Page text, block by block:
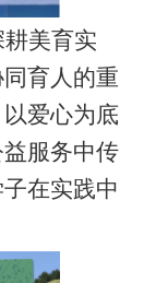
耕美育实
育人的重
爱心为底
服务中传
在实践中